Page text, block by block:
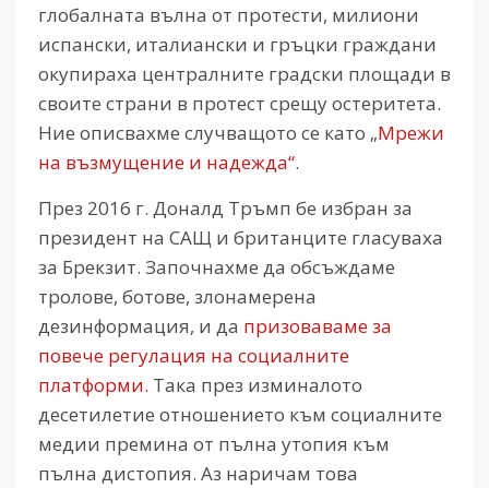
глобалната вълна от протести, милиони
испански, италиански и гръцки граждани
окупираха централните градски площади в
своите страни в протест срещу остеритета.
Ние описвахме случващото се като „Мрежи
на възмущение и надежда“.
През 2016 г. Доналд Тръмп бе избран за
президент на САЩ и британците гласуваха
за Брекзит. Започнахме да обсъждаме
тролове, ботове, злонамерена
дезинформация, и да призоваваме за
повече регулация на социалните
платформи. Така през изминалото
десетилетие отношението към социалните
медии премина от пълна утопия към
пълна дистопия. Аз наричам това